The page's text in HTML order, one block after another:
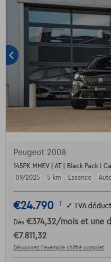
Peugeot 2008
145PK MHEV | AT | Black Pack I
09/2025
5 km Essence
€24.790 1 ✓ TVA
Dès €374,32/mois et une
€7.811,32
Découvrez l’exemple chiffré complet